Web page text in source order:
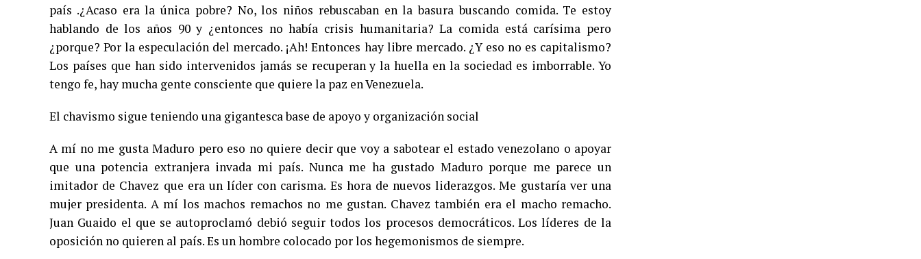
país .¿Acaso era la única pobre? No, los niños rebuscaban en la basura buscando comida. Te estoy
hablando de los años 90 y ¿entonces no había crisis humanitaria? La comida está carísima pero
¿porque? Por la especulación del mercado. ¡Ah! Entonces hay libre mercado. ¿Y eso no es capitalismo?
Los países que han sido intervenidos jamás se recuperan y la huella en la sociedad es imborrable. Yo
tengo fe, hay mucha gente consciente que quiere la paz en Venezuela.
El chavismo sigue teniendo una gigantesca base de apoyo y organización social
A mí no me gusta Maduro pero eso no quiere decir que voy a sabotear el estado venezolano o apoyar
que una potencia extranjera invada mi país. Nunca me ha gustado Maduro porque me parece un
imitador de Chavez que era un líder con carisma. Es hora de nuevos liderazgos. Me gustaría ver una
mujer presidenta. A mí los machos remachos no me gustan. Chavez también era el macho remacho.
Juan Guaido el que se autoproclamó debió seguir todos los procesos democráticos. Los líderes de la
oposición no quieren al país. Es un hombre colocado por los hegemonismos de siempre.